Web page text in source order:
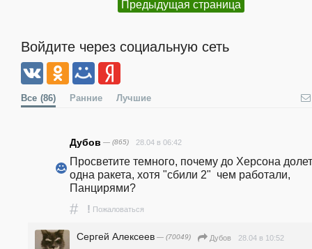
Предыдущая страница
Войдите через социальную сеть
Все (86) Ранние Лучшие
Дубов — (865) 28.04 в 06:42
Просветите темного, почему до Херсона
одна ракета, хотя "сбили 2"  чем работали,
Панцирями?
# ! Пожаловаться
Сергей Алексеев — (70049) Дубов 28.04 в 10:52